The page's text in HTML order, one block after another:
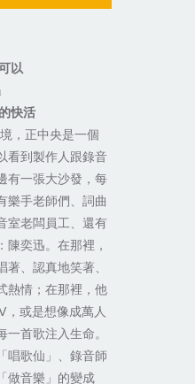
以
快活
，正中央是一個
看到製作人跟錄音
有一張大沙發，每
樂手老師們、詞曲
室老闆員工、還有
奕迅。在那裡，
、認真地笑著、
熱情；在那裡，他
，或是想像成萬人
首歌注入生命。
唱歌仙」、錄音師
做音樂」的變成